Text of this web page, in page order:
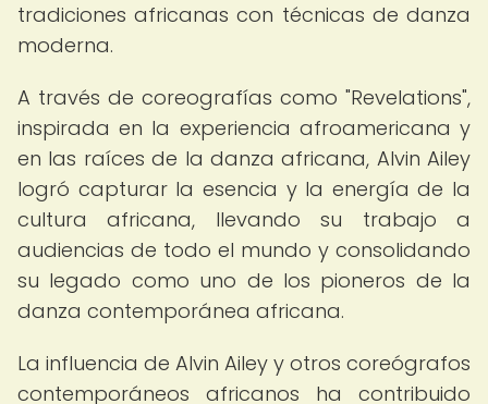
tradiciones africanas con técnicas de danza
moderna.
A través de coreografías como "Revelations",
inspirada en la experiencia afroamericana y
en las raíces de la danza africana, Alvin Ailey
logró capturar la esencia y la energía de la
cultura africana, llevando su trabajo a
audiencias de todo el mundo y consolidando
su legado como uno de los pioneros de la
danza contemporánea africana.
La influencia de Alvin Ailey y otros coreógrafos
contemporáneos africanos ha contribuido